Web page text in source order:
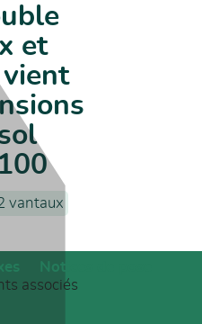
et
vantaux
associés
Notices de pose